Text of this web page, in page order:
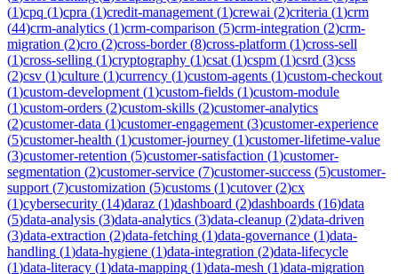
(1)cpq (1)cpra (1)credit-management (1)crewai (2)criteria (1)crm
(44)crm-analytics (1)crm-comparison (5)crm-integration (2)crm-
migration (2)cro (2)cross-border(8)cross-platform (1)cross-sell
(1)cross-selling (1)cryptography (1)csat (1)cspm (1)csrd (3)css
(2)csv (1)culture (1)currency (1)custom-agents (1)custom-checkout
(1)custom-development (1)custom-fields (1)custom-module
(1)custom-orders (2)custom-skills (2)customer-analytics
(2)customer-data (1)customer-engagement (3)customer-experience
(5)customer-health (1)customer-journey (1)customer-lifetime-value
(3)customer-retention (5)customer-satisfaction (1)customer-
segmentation (2)customer-service (7)customer-success (5)customer-
support (7)customization (5)customs (1)cutover(2)cx
(1)cybersecurity (14)daraz (1)dashboard (2)dashboards (16)data
(5)data-analysis (3)data-analytics (3)data-cleanup (2)data-driven
(3)data-extraction (2)data-fetching (1)data-governance (1)data-
handling (1)data-hygiene (1)data-integration (2)data-lifecycle
(1)data-literacy (1)data-mapping (1)data-mesh (1)data-migration